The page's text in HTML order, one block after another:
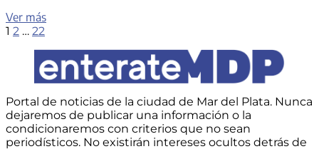
Ver másCyberMonday
de
500
mil
productos
vendidos
en
Argentina
Paginación
entradas
Page
1 Page
2 … Page
22
Portal de noticias de la ciudad de Mar del Plata. Nunca
dejaremos de publicar una información o la
condicionaremos con criterios que no sean
periodísticos. No existirán intereses ocultos detrás de